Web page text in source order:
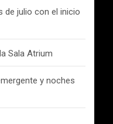
de julio con el inicio
Sala Atrium
y noches